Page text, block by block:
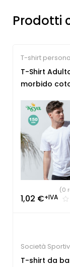
Prodotti
T-shirt
T-Shirt
morbido
1,02 €+IVA
(0
Società
personalizzate
T-shirt da